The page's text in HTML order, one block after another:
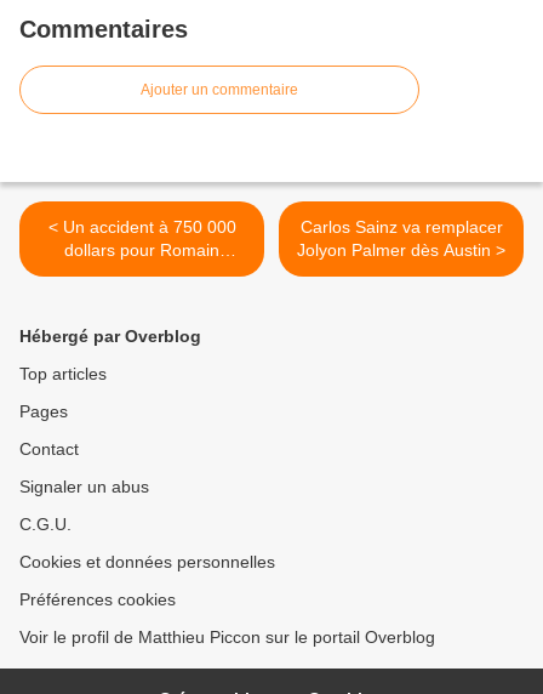
Commentaires
Ajouter un commentaire
< Un accident à 750 000
dollars pour Romain
Grosjean à Sepang
Carlos Sainz va remplacer
Jolyon Palmer dès Austin >
Hébergé par Overblog
Top articles
Pages
Contact
Signaler un abus
C.G.U.
Cookies et données personnelles
Préférences cookies
Voir le profil de Matthieu Piccon sur le portail Overblog